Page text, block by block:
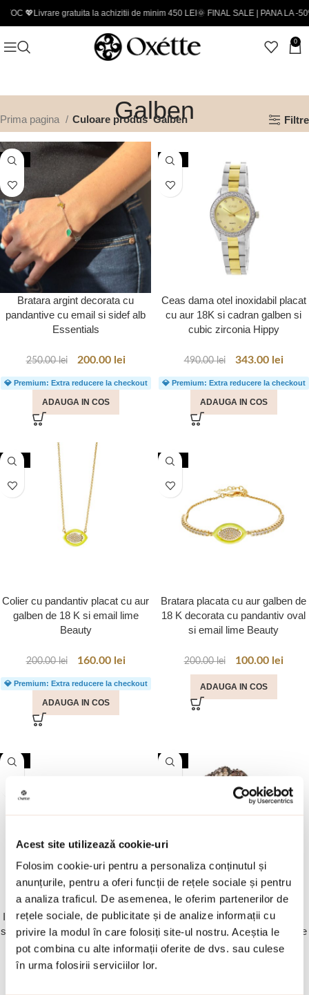
Acest site utilizează cookie-uri
Folosim cookie-uri pentru a personaliza conținutul și
anunțurile, pentru a oferi funcții de rețele sociale și pentru
a analiza traficul. De asemenea, le oferim partenerilor de
rețele sociale, de publicitate și de analize informații cu
privire la modul în care folosiți site-ul nostru. Aceștia le
pot combina cu alte informații oferite de dvs. sau culese
în urma folosirii serviciilor lor.
Livrare gratuita la achizitii de minim 450 LEI🌞 FINAL SALE | PANA LA -50% -
0
Galben
Prima pagina Culoare produs Galben Filtre
-20%
Bratara argint decorata cu
pandantive cu email si sidef alb
Essentials
250.00lei 200.00 lei
💎 Premium: Extra reducere la checkout
ADAUGA IN COS
-30%
Ceas dama otel inoxidabil placat
cu aur 18K si cadran galben si
cubic zirconia Hippy
490.00lei 343.00 lei
💎 Premium: Extra reducere la checkout
ADAUGA IN COS
-20%
Colier cu pandantiv placat cu aur
galben de 18 K si email lime
Beauty
200.00lei 160.00 lei
💎 Premium: Extra reducere la checkout
ADAUGA IN COS
-50%
Bratara placata cu aur galben de
18 K decorata cu pandantiv oval
si email lime Beauty
200.00lei 100.00 lei
ADAUGA IN COS
-30%
54
Inel placat cu aur galben de 18 K
si decorat cu pietre cubic zirconia
aurii Eleganza
-30%
49
Inel floare din argint placat cu
rodiu decorat cu cristale naturale
si perla de cultura Couture